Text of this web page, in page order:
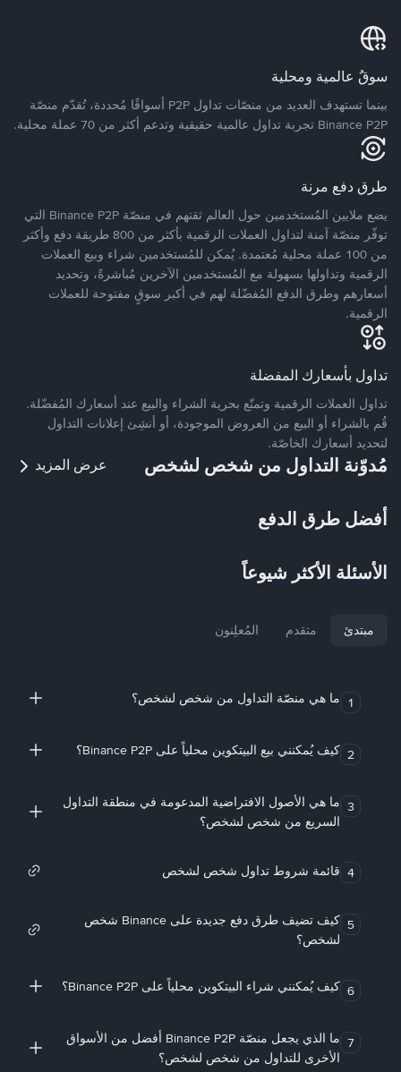
سوقٌ عالمية ومحلية
بينما تستهدف العديد من منصّات تداول P2P أسواقًا مُحددة، تُقدّم منصّة
Binance P2P تجربة تداول عالمية حقيقية وتدعم أكثر من 70 عملة محلية.
طرق دفع مرنة
يضع ملايين المُستخدمين حول العالم ثقتهم في منصّة Binance P2P التي
توفّر منصّة آمنة لتداول العملات الرقمية بأكثر من 800 طريقة دفع وأكثر
من 100 عملة محلية مُعتمدة. يُمكن للمُستخدمين شراء وبيع العملات
الرقمية وتداولها بسهولة مع المُستخدمين الآخرين مُباشرةً، وتحديد
أسعارهم وطرق الدفع المُفضّلة لهم في أكبر سوقٍ مفتوحة للعملات
الرقمية.
تداول بأسعارك المفضلة
تداول العملات الرقمية وتمتّع بحرية الشراء والبيع عند أسعارك المُفضّلة.
قُم بالشراء أو البيع من العروض الموجودة، أو أنشِئ إعلانات التداول
لتحديد أسعارك الخاصّة.
مُدوّنة التداول من شخص لشخص عرض المزيد
أفضل طرق الدفع
الأسئلة الأكثر شيوعاً
مبتدئ متقدم المُعلِنون
1 ما هي منصّة التداول من شخص لشخص؟
2 كيف يُمكنني بيع البيتكوين محلياً على Binance P2P؟
3 ما هي الأصول الافتراضية المدعومة في منطقة التداول
السريع من شخص لشخص؟
4 قائمة شروط تداول شخص لشخص
5
كيف تضيف طرق دفع جديدة على Binance شخص
لشخص؟
6 كيف يُمكنني شراء البيتكوين محلياً على Binance P2P؟
7
ما الذي يجعل منصّة Binance P2P أفضل من الأسواق
الأخرى للتداول من شخص لشخص؟